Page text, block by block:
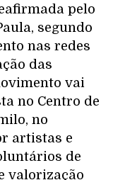
pelo
segundo
nas redes
das
vai
no Centro de
no
artistas e
de
valorização